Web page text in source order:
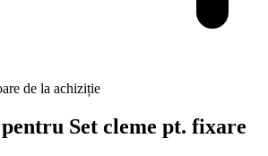
de la achiziție
Set cleme pt. fixare